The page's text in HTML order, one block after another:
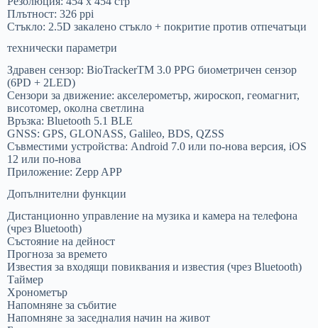
Плътност: 326 ppi
Стъкло: 2.5D закалено стъкло + покритие против отпечатъци
технически параметри
Здравен сензор: BioTrackerTM 3.0 PPG биометричен сензор
(6PD + 2LED)
Сензори за движение: акселерометър, жироскоп, геомагнит,
висотомер, околна светлина
Връзка: Bluetooth 5.1 BLE
GNSS: GPS, GLONASS, Galileo, BDS, QZSS
Съвместими устройства: Android 7.0 или по-нова версия, iOS
12 или по-нова
Приложение: Zepp APP
Допълнителни функции
Дистанционно управление на музика и камера на телефона
(чрез Bluetooth)
Състояние на дейност
Прогноза за времето
Известия за входящи повиквания и известия (чрез Bluetooth)
Таймер
Хронометър
Напомняне за събитие
Напомняне за заседналия начин на живот